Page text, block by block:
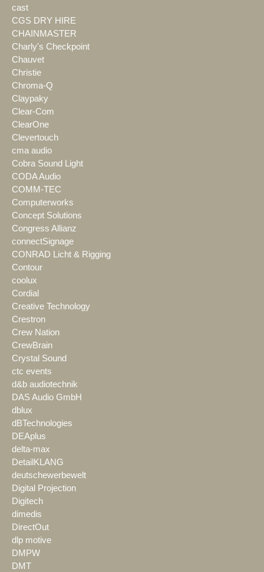
cast
CGS DRY HIRE
CHAINMASTER
Charly's Checkpoint
Chauvet
Christie
Chroma-Q
Claypaky
Clear-Com
ClearOne
Clevertouch
cma audio
Cobra Sound Light
CODA Audio
COMM-TEC
Computerworks
Concept Solutions
Congress Allianz
connectSignage
CONRAD Licht & Rigging
Contour
coolux
Cordial
Creative Technology
Crestron
Crew Nation
CrewBrain
Crystal Sound
ctc events
d&b audiotechnik
DAS Audio GmbH
dblux
dBTechnologies
DEAplus
delta-max
DetailKLANG
deutschewerbewelt
Digital Projection
Digitech
dimedis
DirectOut
dlp motive
DMPW
DMT